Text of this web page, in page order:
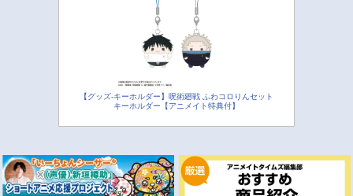
【グッズ-キーホルダー】呪術廻戦 ふわコロりんセット
キーホルダー【アニメイト特典付】